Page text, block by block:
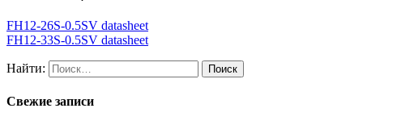
FH12-26S-0.5SV datasheet
FH12-33S-0.5SV datasheet
Найти:
Свежие записи